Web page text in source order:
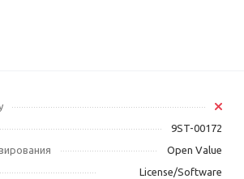
9ST-00172
Open Value
License/Software